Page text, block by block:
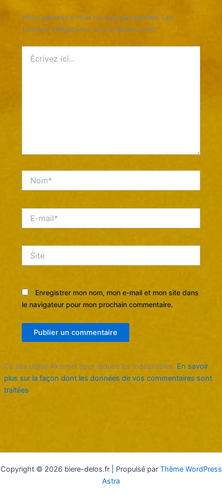
Votre adresse e-mail ne sera pas publiée. Les
champs obligatoires sont indiqués avec *
ici…
mail*
Enregistrer mon nom, mon e-mail et mon site dans
le navigateur pour mon prochain commentaire.
Ce site utilise Akismet pour réduire les indésirables. En savoir
plus sur la façon dont les données de vos commentaires sont
traitées.
Copyright © 2026 biere-delos.fr | Propulsé par Thème WordPress
Astra